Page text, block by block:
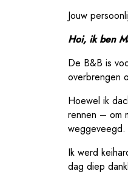
Jouw
Hoi, ik ben
De B&B is
overbrengen
Hoewel ik
rennen – om
weggeveegd.
Ik werd
dag diep